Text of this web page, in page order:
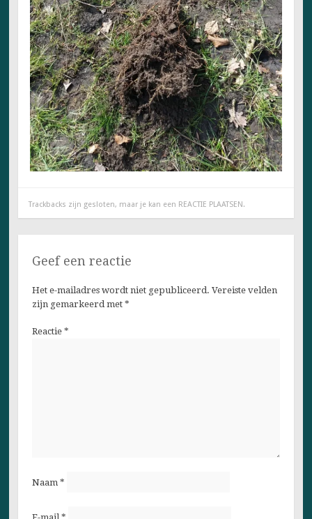
Trackbacks zijn gesloten, maar je kan een REACTIE PLAATSEN.
Geef een reactie
Het e-mailadres wordt niet gepubliceerd. Vereiste velden
zijn gemarkeerd met *
Reactie *
Naam *